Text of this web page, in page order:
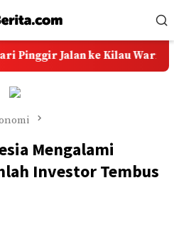
Jalan ke Kilau Warna-
Mengalami
Investor Tembus